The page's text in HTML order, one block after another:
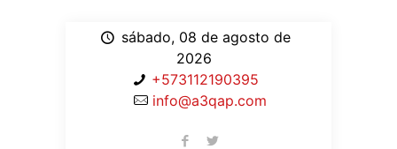
sábado, 08 de agosto de
2026
+573112190395
info@a3qap.com